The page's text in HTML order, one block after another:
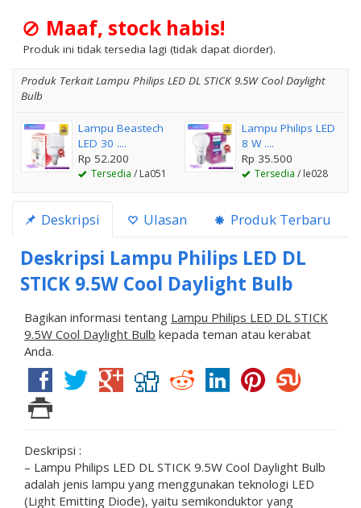
Maaf, stock habis!
Produk ini tidak tersedia lagi (tidak dapat diorder).
Produk Terkait Lampu Philips LED DL STICK 9.5W Cool Daylight
Bulb
Lampu Beastech
LED 30 ....
Rp 52.200
Tersedia / La051
Lampu Philips LED
8 W ....
Rp 35.500
Tersedia / le028
Deskripsi Ulasan Produk Terbaru
Deskripsi Lampu Philips LED DL
STICK 9.5W Cool Daylight Bulb
Bagikan informasi tentang Lampu Philips LED DL STICK
9.5W Cool Daylight Bulb kepada teman atau kerabat
Anda.
Deskripsi :
– Lampu Philips LED DL STICK 9.5W Cool Daylight Bulb
adalah jenis lampu yang menggunakan teknologi LED
(Light Emitting Diode), yaitu semikonduktor yang